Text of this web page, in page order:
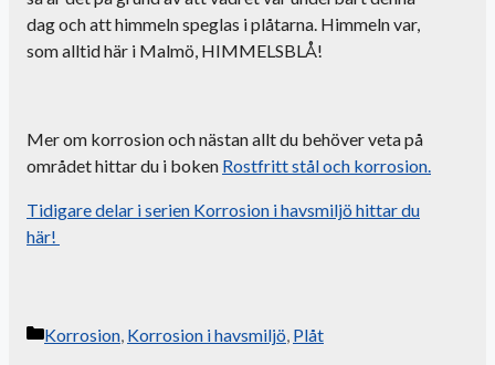
dag och att himmeln speglas i plåtarna. Himmeln var,
som alltid här i Malmö, HIMMELSBLÅ!
Mer om korrosion och nästan allt du behöver veta på
området hittar du i boken Rostfritt stål och korrosion.
Tidigare delar i serien Korrosion i havsmiljö hittar du
här!
Kategorier
Korrosion, Korrosion i havsmiljö, Plåt